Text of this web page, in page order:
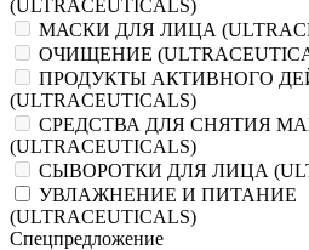
(ULTRACEUTICALS)
МАСКИ ДЛЯ ЛИЦА
ОЧИЩЕНИЕ
ПРОДУКТЫ АКТИВНОГО
(ULTRACEUTICALS)
СРЕДСТВА ДЛЯ СНЯТИЯ
(ULTRACEUTICALS)
СЫВОРОТКИ ДЛЯ ЛИЦА
УВЛАЖНЕНИЕ И ПИТАНИЕ
(ULTRACEUTICALS)
Спецпредложение